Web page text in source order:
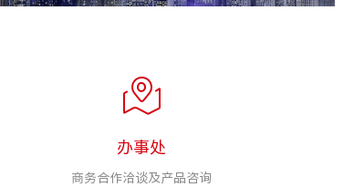
办事处
商务合作洽谈及产品咨询